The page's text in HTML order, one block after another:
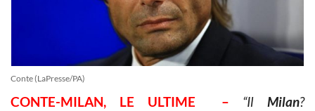
Conte (LaPresse/PA)
CONTE-MILAN, LE ULTIME – “IlMilan?